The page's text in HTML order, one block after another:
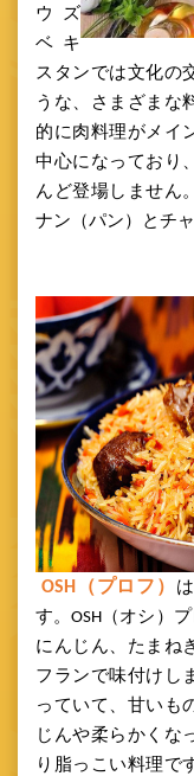
ウズ
ベキ
スタンでは文化の
うな、さまざまな
的に肉料理がメイ
中心になっており
んど登場しません
ナン（パン）とチ
OSH（プロフ）
す。OSH（オシ）
にんじん、たまね
フランで味付けし
っていて、甘いも
じんや柔らかくな
り脂っこい料理で